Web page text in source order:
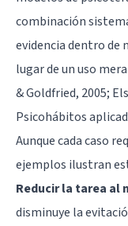
combinación
evidencia dentro de
lugar de un uso
& Goldfried, 2005;
Psicohábitos
Aunque cada caso
ejemplos ilustran
Reducir la tarea al
disminuye la